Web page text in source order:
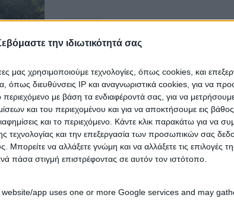
την ιδιωτικότητά σας
μας χρησιμοποιούμε τεχνολογίες, όπως cookies, και
όπως διευθύνσεις IP και αναγνωριστικά cookies, για να
περιεχόμενο με βάση τα ενδιαφέροντά σας, για να
και του περιεχομένου και για να αποκτήσουμε εις
και το περιεχόμενο. Κάντε κλικ παρακάτω για να
τεχνολογίας και την επεξεργασία των προσωπικών σας
Μπορείτε να αλλάξετε γνώμη και να αλλάξετε τις επιλογές
πάσα στιγμή επιστρέφοντας σε αυτόν τον ιστότοπο.
app uses one or more Google services and may
Οικόπεδο 360 τ.μ.
Θέση Κουφόπετρα, Μόρια, Μυτιλήνη,
eAuction
Αγροτεμάχιο-ελαιώνας 2.513 τ.μ.
Λέσβου